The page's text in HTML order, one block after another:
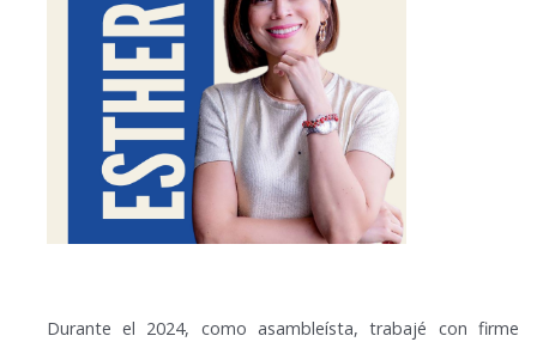
Durante el 2024, como asambleísta, trabajé con firme